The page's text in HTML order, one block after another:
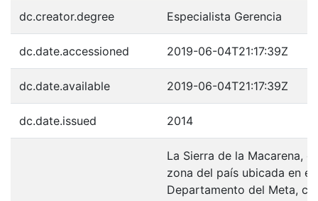
dc.creator.degree Especialista Gerencia
dc.date.accessioned 2019-06-04T21:17:39Z
dc.date.available 2019-06-04T21:17:39Z
dc.date.issued 2014
La Sierra de la Macarena,
zona del país ubicada en el
Departamento del Meta,